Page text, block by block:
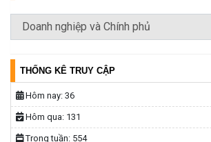
THỐNG KÊ TRUY CẬP
Hôm nay: 36
Hôm qua: 131
Trong tuần: 554